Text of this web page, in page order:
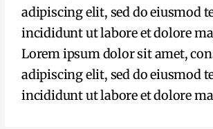
adipiscing elit, sed do eiusmod
incididunt ut labore et dolore
Lorem ipsum dolor sit amet,
adipiscing elit, sed do eiusmod
incididunt ut labore et dolore